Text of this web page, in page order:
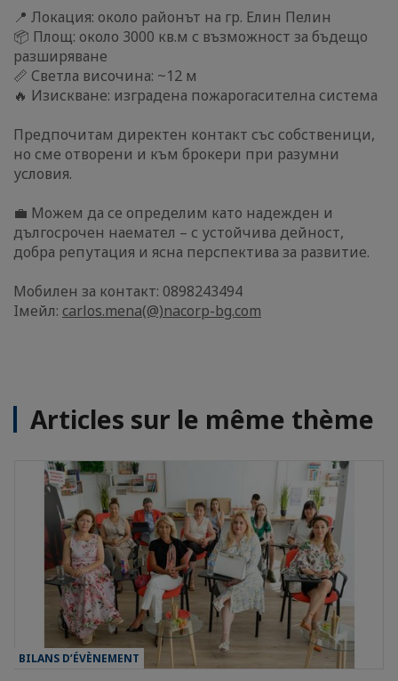
📍 Локация: около районът на гр. Елин Пелин
📦 Площ: около 3000 кв.м с възможност за бъдещо
разширяване
📏 Светла височина: ~12 м
🔥 Изискване: изградена пожарогасителна система
Предпочитам директен контакт със собственици,
но сме отворени и към брокери при разумни
условия.
💼 Можем да се определим като надежден и
дългосрочен наемател – с устойчива дейност,
добра репутация и ясна перспектива за развитие.
Мобилен за контакт: 0898243494
Iмейл: carlos.mena(@)nacorp-bg.com
Articles sur le même thème
BILANS D’ÉVÈNEMENT